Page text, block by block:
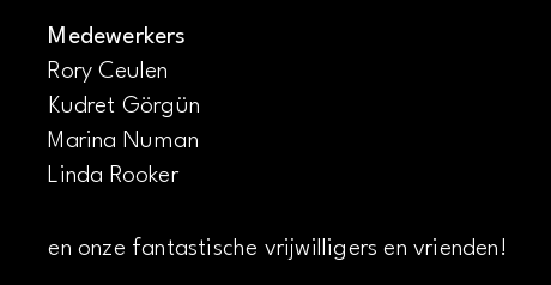
Medewerkers
Rory Ceulen
Kudret Görgün
Marina Numan
Linda Rooker
en onze fantastische vrijwilligers en vrienden!